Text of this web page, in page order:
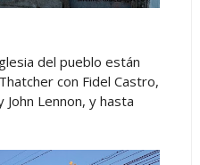
del pueblo están
con Fidel Castro,
Lennon, y hasta